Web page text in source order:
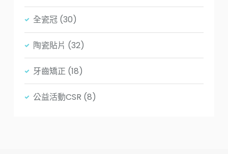
全瓷冠 (30)
陶瓷貼片 (32)
牙齒矯正 (18)
公益活動CSR (8)